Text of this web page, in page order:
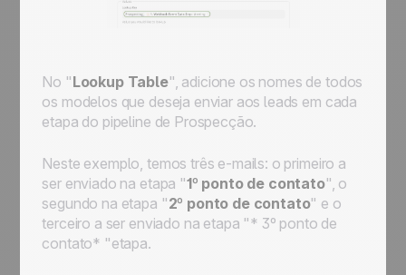
No "Lookup Table", adicione os nomes de todos
os modelos que deseja enviar aos leads em cada
etapa do pipeline de Prospecção.
Neste exemplo, temos três e-mails: o primeiro a
ser enviado na etapa "1º ponto de contato", o
segundo na etapa "2º ponto de contato" e o
terceiro a ser enviado na etapa "* 3º ponto de
contato* "etapa.